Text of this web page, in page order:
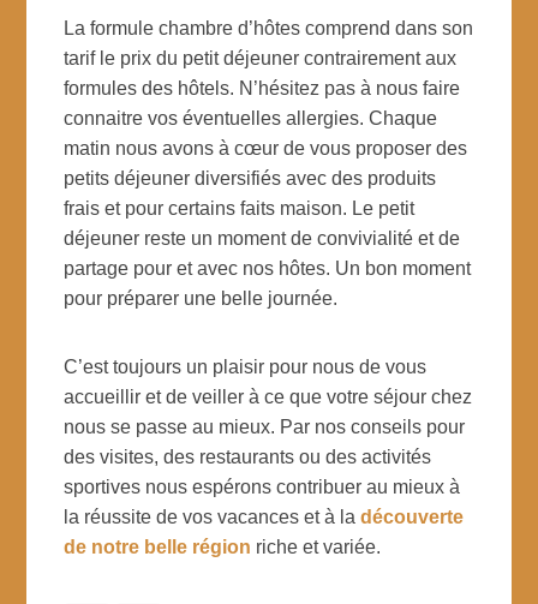
La formule chambre d’hôtes comprend dans son
tarif le prix du petit déjeuner contrairement aux
formules des hôtels. N’hésitez pas à nous faire
connaitre vos éventuelles allergies. Chaque
matin nous avons à cœur de vous proposer des
petits déjeuner diversifiés avec des produits
frais et pour certains faits maison. Le petit
déjeuner reste un moment de convivialité et de
partage pour et avec nos hôtes. Un bon moment
pour préparer une belle journée.
C’est toujours un plaisir pour nous de vous
accueillir et de veiller à ce que votre séjour chez
nous se passe au mieux. Par nos conseils pour
des visites, des restaurants ou des activités
sportives nous espérons contribuer au mieux à
la réussite de vos vacances et à ladécouverte
de notre belle région riche et variée.